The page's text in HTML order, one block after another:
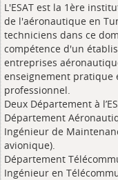
L'ESAT est la 1ère
de l'aéronautique en
techniciens dans ce
compétence d'un
entreprises
enseignement pratique
professionnel.
Deux Département à
Département
Ingénieur de
avionique).
Département
Ingénieur en